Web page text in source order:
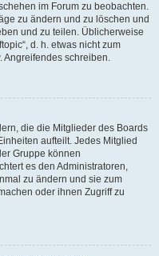
im Forum zu beobachten.
zu ändern und zu löschen und
und zu teilen. Üblicherweise
d. h. etwas nicht zum
Angreifendes schreiben.
die die Mitglieder des Boards
aufteilt. Jedes Mitglied
Gruppe können
es den Administratoren,
zu ändern und sie zum
oder ihnen Zugriff zu